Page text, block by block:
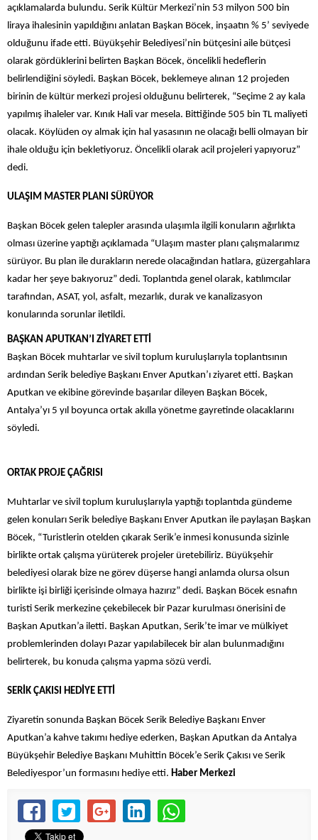
açıklamalarda bulundu. Serik Kültür Merkezi’nin 53 milyon 500 bin
liraya ihalesinin yapıldığını anlatan Başkan Böcek, inşaatın % 5’ seviyede
olduğunu ifade etti. Büyükşehir Belediyesi’nin bütçesini aile bütçesi
olarak gördüklerini belirten Başkan Böcek, öncelikli hedeflerin
belirlendiğini söyledi. Başkan Böcek, beklemeye alınan 12 projeden
birinin de kültür merkezi projesi olduğunu belirterek, “Seçime 2 ay kala
yapılmış ihaleler var. Kınık Hali var mesela. Bittiğinde 505 bin TL maliyeti
olacak. Köylüden oy almak için hal yasasının ne olacağı belli olmayan bir
ihale olduğu için bekletiyoruz. Öncelikli olarak acil projeleri yapıyoruz”
dedi.
ULAŞIM MASTER PLANI SÜRÜYOR
Başkan Böcek gelen talepler arasında ulaşımla ilgili konuların ağırlıkta
olması üzerine yaptığı açıklamada “Ulaşım master planı çalışmalarımız
sürüyor. Bu plan ile durakların nerede olacağından hatlara, güzergahlara
kadar her şeye bakıyoruz” dedi. Toplantıda genel olarak, katılımcılar
tarafından, ASAT, yol, asfalt, mezarlık, durak ve kanalizasyon
konularında sorunlar iletildi.
BAŞKAN APUTKAN’I ZİYARET ETTİ
Başkan Böcek muhtarlar ve sivil toplum kuruluşlarıyla toplantısının
ardından Serik belediye Başkanı Enver Aputkan’ı ziyaret etti. Başkan
Aputkan ve ekibine görevinde başarılar dileyen Başkan Böcek,
Antalya’yı 5 yıl boyunca ortak akılla yönetme gayretinde olacaklarını
söyledi.
ORTAK PROJE ÇAĞRISI
Muhtarlar ve sivil toplum kuruluşlarıyla yaptığı toplantıda gündeme
gelen konuları Serik belediye Başkanı Enver Aputkan ile paylaşan Başkan
Böcek, “Turistlerin otelden çıkarak Serik’e inmesi konusunda sizinle
birlikte ortak çalışma yürüterek projeler üretebiliriz. Büyükşehir
belediyesi olarak bize ne görev düşerse hangi anlamda olursa olsun
birlikte işi birliği içerisinde olmaya hazırız” dedi. Başkan Böcek esnafın
turisti Serik merkezine çekebilecek bir Pazar kurulması önerisini de
Başkan Aputkan’a iletti. Başkan Aputkan, Serik’te imar ve mülkiyet
problemlerinden dolayı Pazar yapılabilecek bir alan bulunmadığını
belirterek, bu konuda çalışma yapma sözü verdi.
SERİK ÇAKISI HEDİYE ETTİ
Ziyaretin sonunda Başkan Böcek Serik Belediye Başkanı Enver
Aputkan’a kahve takımı hediye ederken, Başkan Aputkan da Antalya
Büyükşehir Belediye Başkanı Muhittin Böcek’e Serik Çakısı ve Serik
Belediyespor’un formasını hediye etti. Haber Merkezi